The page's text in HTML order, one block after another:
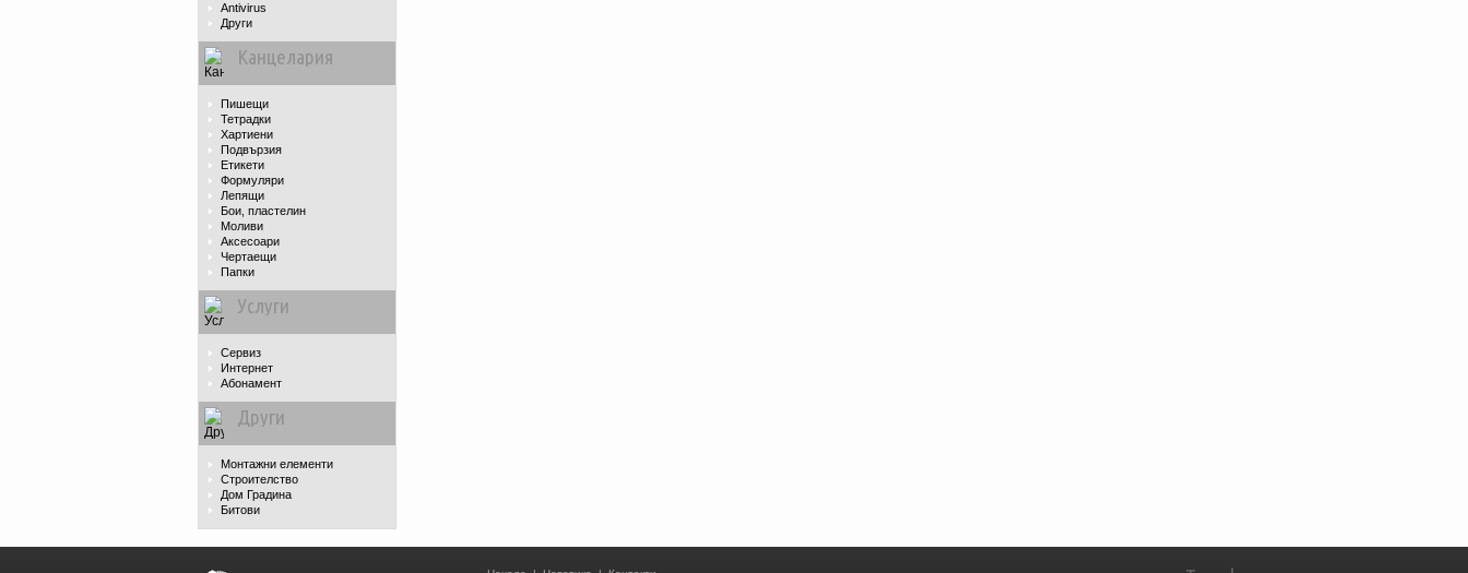
Antivirus
Други
Канцелария
Пишещи
Тетрадки
Хартиени
Подвързия
Етикети
Формуляри
Лепящи
Бои, пластелин
Моливи
Аксесоари
Чертаещи
Папки
Услуги
Сервиз
Интернет
Абонамент
Други
Монтажни елементи
Строителство
Дом Градина
Битови